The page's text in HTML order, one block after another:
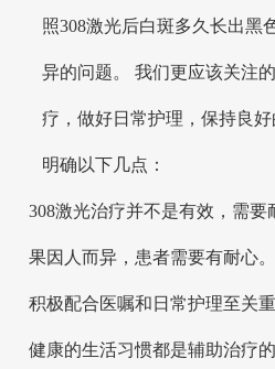
照308激光后白斑多久长出黑
异的问题。 我们更应该关注
疗，做好日常护理，保持良
明确以下几点：
308激光治疗并不是有效，需
果因人而异，患者需要有耐心。
积极配合医嘱和日常护理至关
健康的生活习惯都是辅助治疗的